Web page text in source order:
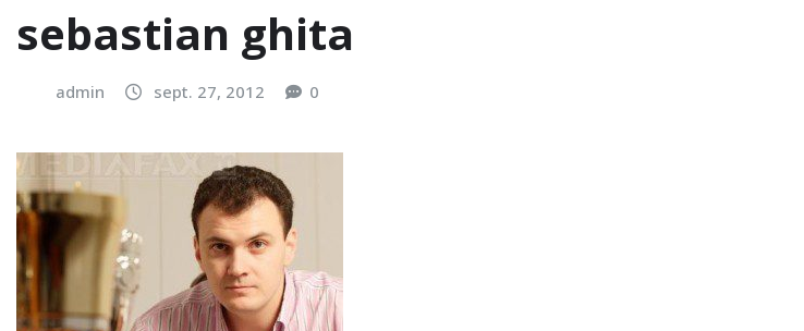
sebastian ghita
admin sept. 27, 2012 0